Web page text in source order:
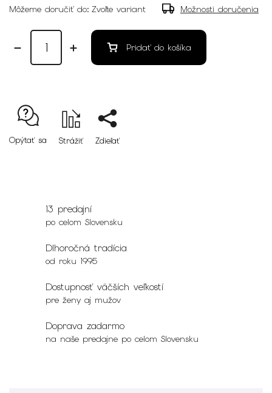
Môžeme doručiť do: Zvoľte variant Možnosti doručenia
Pridať do košíka
Opýtať sa Strážiť Zdieľať
13 predajní
po celom Slovensku
Dlhoročná tradícia
od roku 1995
Dostupnosť väčších veľkostí
pre ženy aj mužov
Doprava zadarmo
na naše predajne po celom Slovensku